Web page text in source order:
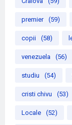
premier (59)
copii (58)
venezuela (56)
studiu (54)
cristi chivu (53)
Locale (52)